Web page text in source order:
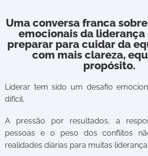
Uma conversa franca
emocionais da liderança
preparar para cuidar da
com mais clareza,
propósito.
Liderar tem sido um desafio
difícil.
A pressão por resultados, a
pessoas e o peso dos conflitos
realidades diárias para muitas